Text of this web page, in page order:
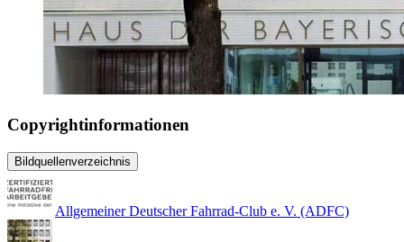
Copyrightinformationen
Bildquellenverzeichnis
Allgemeiner Deutscher Fahrrad-Club e. V. (ADFC)